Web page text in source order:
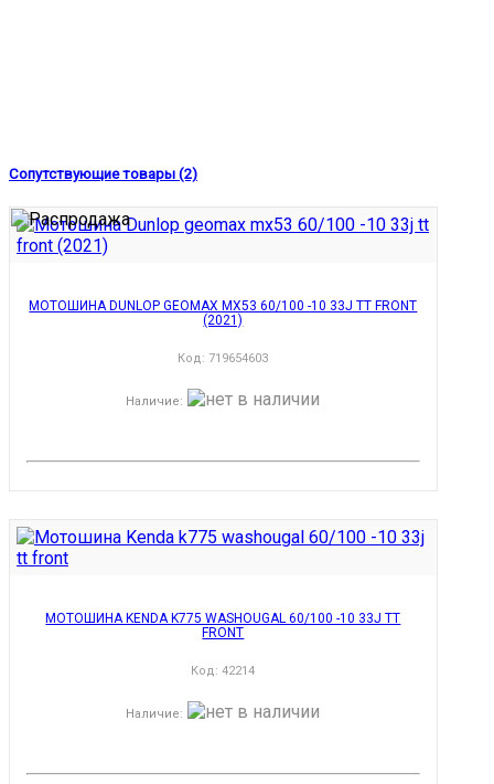
Сопутствующие товары (2)
МОТОШИНА DUNLOP GEOMAX MX53 60/100 -10 33J TT FRONT
(2021)
Код:719654603
Наличие:
МОТОШИНА KENDA K775 WASHOUGAL 60/100 -10 33J TT
FRONT
Код:42214
Наличие: